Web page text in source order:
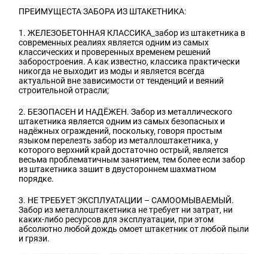
ПРЕИМУЩЕСТА ЗАБОРА ИЗ ШТАКЕТНИКА:
1. ЖЕЛЕЗОБЕТОННАЯ КЛАССИКА_забор из штакетника в
современных реалиях является одним из самых
классических и проверенных временем решений
заборостроения. А как известно, классика практически
никогда не выходит из моды и является всегда
актуальной вне зависимости от тенденций и веяний
строительной отрасли;
2. БЕЗОПАСЕН И НАДЁЖЕН. Забор из металлического
штакетника является одним из самых безопасных и
надёжных ограждений, поскольку, говоря простым
языком перелезть забор из металлоштакетника, у
которого верхний край достаточно острый, является
весьма проблематичным занятием, тем более если забор
из штакетника зашит в двустороннем шахматном
порядке.
3. НЕ ТРЕБУЕТ ЭКСПЛУАТАЦИИ – САМООМЫВАЕМЫЙ.
Забор из металлоштакетника не требует ни затрат, ни
каких-либо ресурсов для эксплуатации, при этом
абсолютно любой дождь омоет штакетник от любой пыли
и грязи.